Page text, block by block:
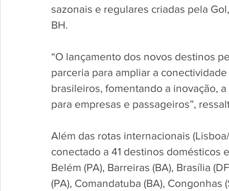
sazonais e regulares criadas pela
BH.
“O lançamento dos novos destinos
parceria para ampliar a
brasileiros, fomentando a inovação,
para empresas e passageiros”,
Além das rotas internacionais
conectado a 41 destinos
Belém (PA), Barreiras (BA), Brasília
(PA), Comandatuba (BA), Congonhas